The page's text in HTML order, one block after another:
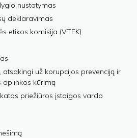
nustatymas
deklaravimas
etikos komisija (VTEK)
atsakingi už korupcijos prevenciją ir
aplinkos kūrimą
priežiūros įstaigos vardo